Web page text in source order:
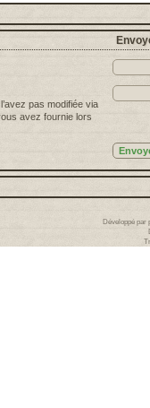
pas modifiée via
avez fournie lors
Développé par